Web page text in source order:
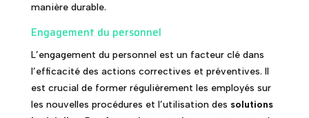
manière durable.
Engagement du personnel
L’engagement du personnel est un facteur clé dans
l’efficacité des actions correctives et préventives. Il
est crucial de former régulièrement les employés sur
les nouvelles procédures et l’utilisation des solutions